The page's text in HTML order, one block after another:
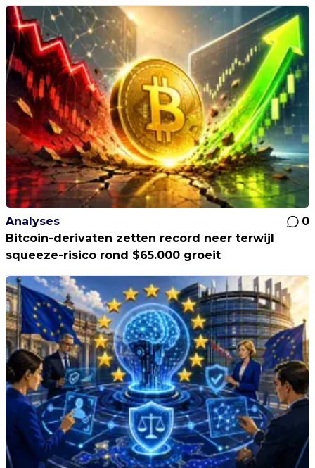
Analyses
0
Bitcoin-derivaten zetten record neer terwijl
squeeze-risico rond $65.000 groeit